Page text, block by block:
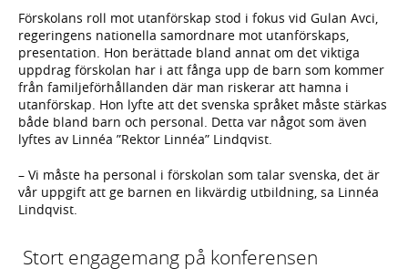
Förskolans roll mot utanförskap stod i fokus vid Gulan Avci,
regeringens nationella samordnare mot utanförskaps,
presentation. Hon berättade bland annat om det viktiga
uppdrag förskolan har i att fånga upp de barn som kommer
från familjeförhållanden där man riskerar att hamna i
utanförskap. Hon lyfte att det svenska språket måste stärkas
både bland barn och personal. Detta var något som även
lyftes av Linnéa ”Rektor Linnéa” Lindqvist.
– Vi måste ha personal i förskolan som talar svenska, det är
vår uppgift att ge barnen en likvärdig utbildning, sa Linnéa
Lindqvist.
Stort engagemang på konferensen